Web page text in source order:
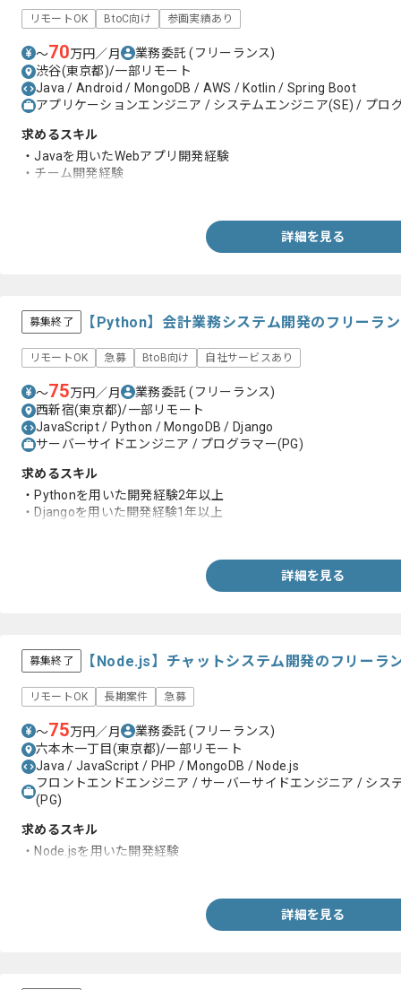
リモートOK BtoC向け 参画実績あり
〜70万円／月 業務委託(フリーランス)
渋谷(東京都)/一部リモート
Java / Android / MongoDB / AWS / Kotlin / Spring Boot
アプリケーションエンジニア / システムエンジニア(SE) / プロ
求めるスキル
・Javaを用いたWebアプリ開発経験
・チーム開発経験
詳細を見る
募集終了 【Python】会計業務システム開発のフリーラ
リモートOK 急募 BtoB向け 自社サービスあり
〜75万円／月 業務委託(フリーランス)
西新宿(東京都)/一部リモート
JavaScript / Python / MongoDB / Django
サーバーサイドエンジニア / プログラマー(PG)
求めるスキル
・Pythonを用いた開発経験2年以上
・Djangoを用いた開発経験1年以上
詳細を見る
募集終了 【Node.js】チャットシステム開発のフリーラ
リモートOK 長期案件 急募
〜75万円／月 業務委託(フリーランス)
六本木一丁目(東京都)/一部リモート
Java / JavaScript / PHP / MongoDB / Node.js
フロントエンドエンジニア / サーバーサイドエンジニア / シス
(PG)
求めるスキル
・Node.jsを用いた開発経験
詳細を見る